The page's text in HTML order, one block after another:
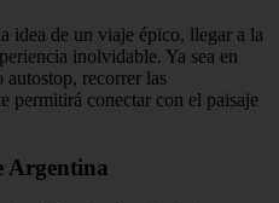
idea de un viaje épico, llegar a la
inolvidable. Ya sea en
autostop, recorrer las
permitirá conectar con el paisaje
Argentina